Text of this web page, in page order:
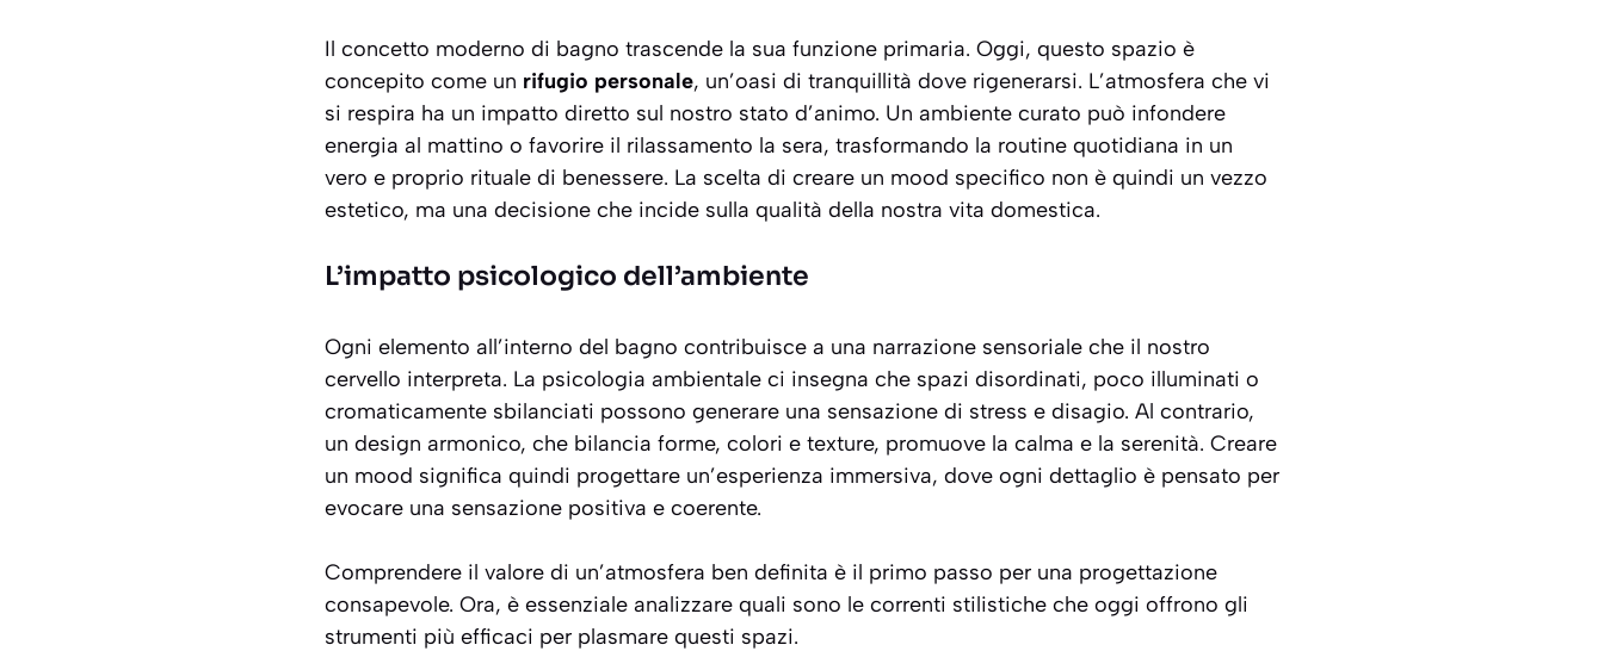
Il concetto moderno di bagno trascende la sua funzione primaria. Oggi, questo spazio è
concepito come un rifugio personale, un’oasi di tranquillità dove rigenerarsi. L’atmosfera che vi
si respira ha un impatto diretto sul nostro stato d’animo. Un ambiente curato può infondere
energia al mattino o favorire il rilassamento la sera, trasformando la routine quotidiana in un
vero e proprio rituale di benessere. La scelta di creare un mood specifico non è quindi un vezzo
estetico, ma una decisione che incide sulla qualità della nostra vita domestica.
L’impatto psicologico dell’ambiente
Ogni elemento all’interno del bagno contribuisce a una narrazione sensoriale che il nostro
cervello interpreta. La psicologia ambientale ci insegna che spazi disordinati, poco illuminati o
cromaticamente sbilanciati possono generare una sensazione di stress e disagio. Al contrario,
un design armonico, che bilancia forme, colori e texture, promuove la calma e la serenità. Creare
un mood significa quindi progettare un’esperienza immersiva, dove ogni dettaglio è pensato per
evocare una sensazione positiva e coerente.
Comprendere il valore di un’atmosfera ben definita è il primo passo per una progettazione
consapevole. Ora, è essenziale analizzare quali sono le correnti stilistiche che oggi offrono gli
strumenti più efficaci per plasmare questi spazi.